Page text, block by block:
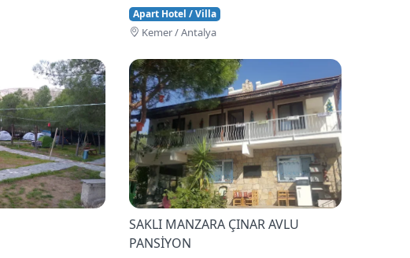
Apart Hotel / Villa
Kemer / Antalya
SAKLI MANZARA ÇINAR AVLU
PANSİYON